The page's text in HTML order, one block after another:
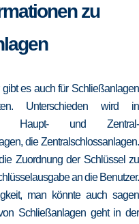
zu
es auch für Schließanlagen
Unterschieden wird in
in Haupt- und Zentral-
die Zentralschlossanlagen.
Zuordnung der Schlüssel zu
an die Benutzer.
man könnte auch sagen
Schließanlagen geht in der